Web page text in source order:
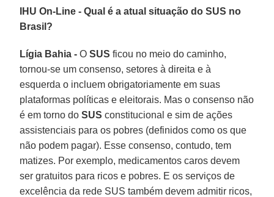
IHU On-Line - Qual é a atual situação do SUS no
Brasil?
Lígia Bahia - OSUS ficou no meio do caminho,
tornou-se um consenso, setores à direita e à
esquerda o incluem obrigatoriamente em suas
plataformas políticas e eleitorais. Mas o consenso não
é em torno doSUS constitucional e sim de ações
assistenciais para os pobres (definidos como os que
não podem pagar). Esse consenso, contudo, tem
matizes. Por exemplo, medicamentos caros devem
ser gratuitos para ricos e pobres. E os serviços de
excelência da rede SUS também devem admitir ricos,